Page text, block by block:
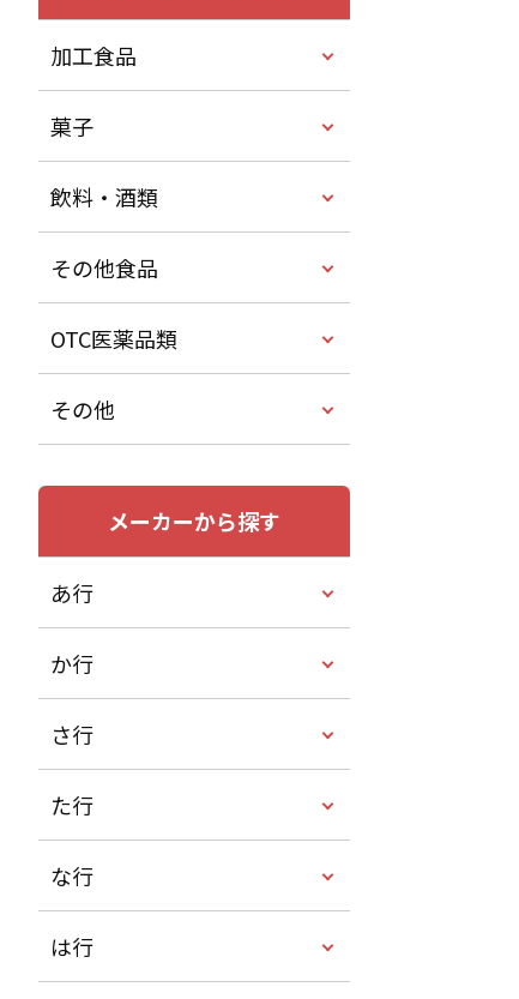
加工食品
菓子
飲料・酒類
その他食品
OTC医薬品類
その他
メーカーから探す
あ行
か行
さ行
た行
な行
は行